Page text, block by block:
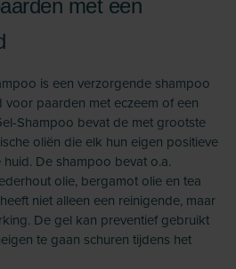
met een
is een verzorgende shampoo
paarden met eczeem of een
Shampoo bevat de met grootste
oliën die elk hun eigen positieve
De shampoo bevat o.a.
olie, bergamot olie en tea
niet alleen een reinigende, maar
De gel kan preventief gebruikt
te gaan schuren tijdens het